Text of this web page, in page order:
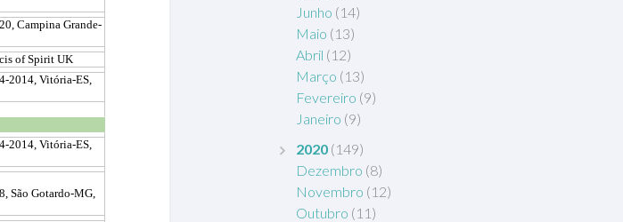
Junho (14)
Maio (13)
Abril (12)
Março (13)
Fevereiro (9)
Janeiro (9)
2020 (149)
Dezembro (8)
Novembro (12)
Outubro (11)